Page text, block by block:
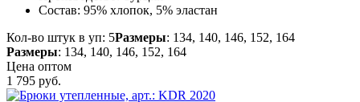
Состав: 95% хлопок, 5% эластан
Кол-во штук в уп: 5Размеры: 134, 140, 146, 152, 164
Размеры: 134, 140, 146, 152, 164
Цена оптом
1 795 руб.